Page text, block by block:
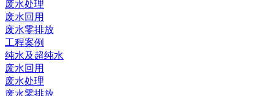
废水处理
废水回用
废水零排放
工程案例
纯水及超纯水
废水回用
废水处理
废水零排放